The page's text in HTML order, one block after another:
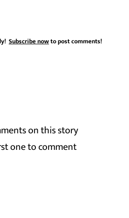
Subscribe nowto post comments!
one to comment